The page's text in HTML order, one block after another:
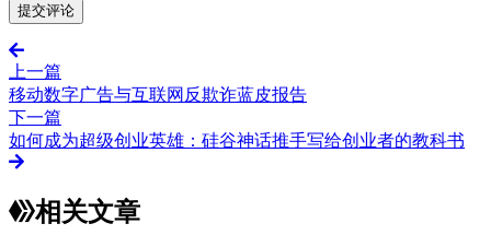
上一篇
移动数字广告与互联网反欺诈蓝皮报告
下一篇
如何成为超级创业英雄：硅谷神话推手写给创业者的教科书
相关文章